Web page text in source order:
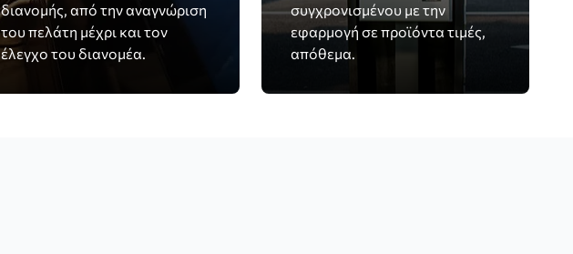
διανομής, από την αναγνώριση
του πελάτη μέχρι και τον
έλεγχο του διανομέα.
συγχρονισμένου με την
εφαρμογή σε προϊόντα τιμές,
απόθεμα.